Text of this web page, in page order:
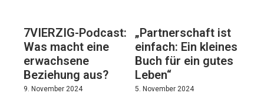
7VIERZIG-Podcast:
Was macht eine
erwachsene
Beziehung aus?
9. November 2024
„Partnerschaft ist
einfach: Ein kleines
Buch für ein gutes
Leben“
5. November 2024